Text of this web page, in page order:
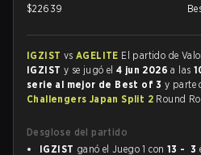
$22639
IGZIST vsAGELITE El partido de
IGZIST y se jugó el4 jun 2026a las
serie al mejor de Best of 3y parte
Challengers Japan Split 2 Round
Desglose del partido
IGZIST ganó el Juego 1 con 13 - 3